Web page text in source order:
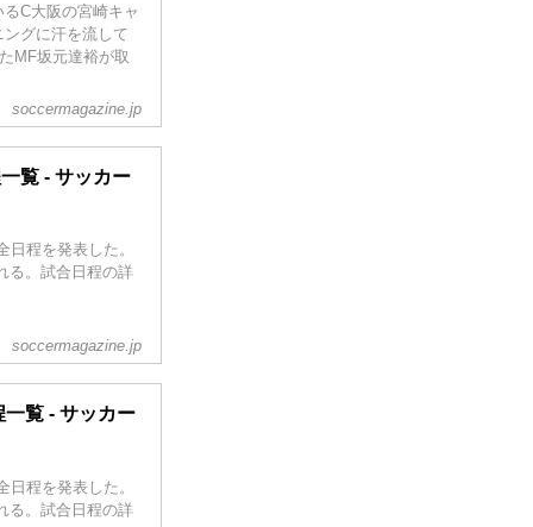
C大阪の宮崎キャ
グに汗を流して
MF坂元達裕が取
soccermagazine.jp
覧 - サッカー
程を発表した。
る。試合日程の詳
soccermagazine.jp
一覧 - サッカー
程を発表した。
る。試合日程の詳